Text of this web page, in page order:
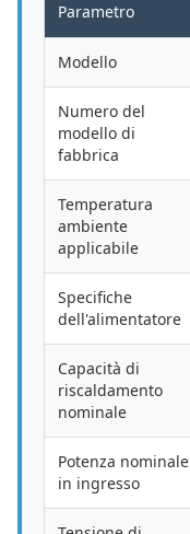
Parametro
Modello
Numero del
modello di
fabbrica
Temperatura
ambiente
applicabile
Specifiche
dell'alimentatore
Capacità di
riscaldamento
nominale
Potenza nominale
in ingresso